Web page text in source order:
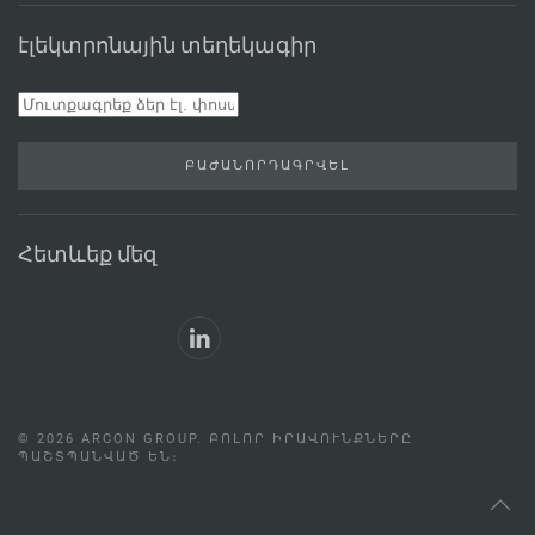
էլեկտրոնային տեղեկագիր
ԲԱԺԱՆՈՐԴԱԳՐՎԵԼ
Հետևեք մեզ
© 2026 ARCON GROUP. ԲՈԼՈՐ ԻՐԱՎՈՒՆՔՆԵՐԸ
ՊԱՇՏՊԱՆՎԱԾ ԵՆ։